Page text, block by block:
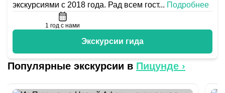
экскурсиями с 2018 года. Рад всем гост... Подробнее
1 год с нами
Экскурсии гида
Популярные экскурсии в Пицунде ›